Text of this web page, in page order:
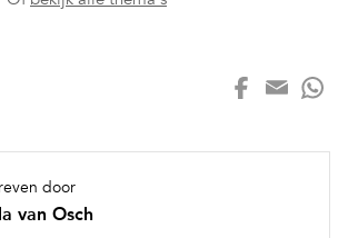
door
van Osch